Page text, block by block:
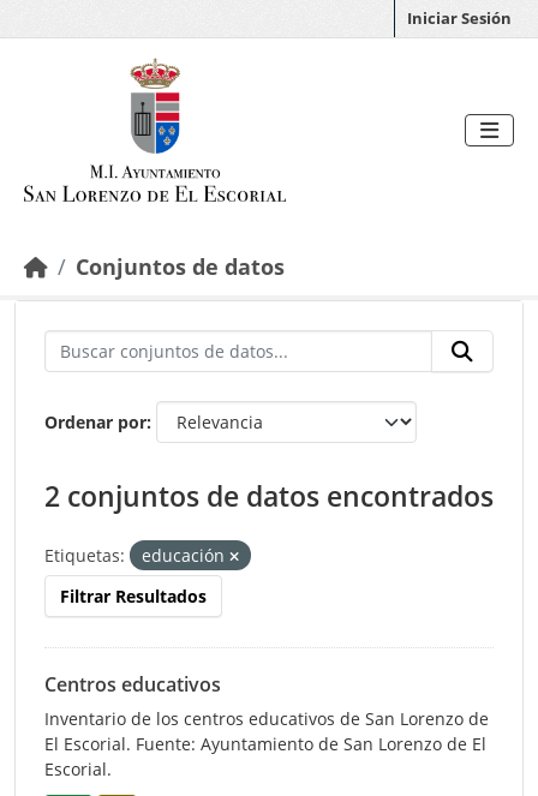
Iniciar Sesión
Conjuntos de datos
Ordenar por
2 conjuntos de datos encontrados
Etiquetas:
educación
Filtrar Resultados
Centros educativos
Inventario de los centros educativos de San Lorenzo de
El Escorial. Fuente: Ayuntamiento de San Lorenzo de El
Escorial.